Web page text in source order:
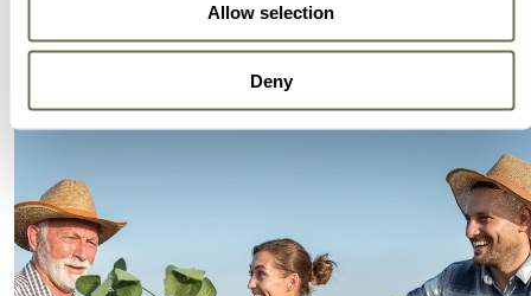
Allow selection
Deny